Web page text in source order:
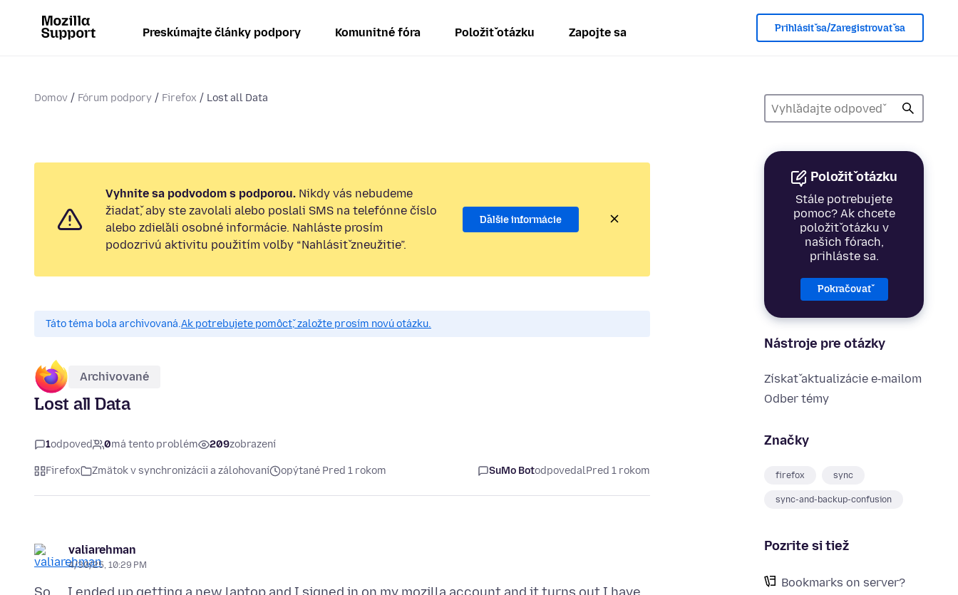
Preskúmajte články podpory Komunitné fóra Položiť otázku Zapojte sa Prihlásiť sa/Zaregistrovať sa
Domov Fórum podpory Firefox Lost all Data
Položiť otázku
Stále potrebujete
pomoc? Ak chcete
položiť otázku v
našich fórach,
prihláste sa.
Pokračovať
Nástroje pre otázky
Získať aktualizácie e‑mailom
Odber témy
Značky
firefox sync
sync-and-backup-confusion
Pozrite si tiež
Bookmarks on server?
Vyhnite sa podvodom s podporou. Nikdy vás nebudeme
žiadať, aby ste zavolali alebo poslali SMS na telefónne číslo
alebo zdieľali osobné informácie. Nahláste prosím
podozrivú aktivitu použitím voľby “Nahlásiť zneužitie”.
Ďalšie informácie
Táto téma bola archivovaná.Ak potrebujete pomôcť, založte prosím novú otázku.
Archivované
Lost all Data
1odpoveď 0má tento problém 209zobrazení
Firefox Zmätok v synchronizácii a zálohovaní opýtané Pred 1 rokom SuMo BotodpovedalPred 1 rokom
valiarehman
4/30/25, 10:29 PM